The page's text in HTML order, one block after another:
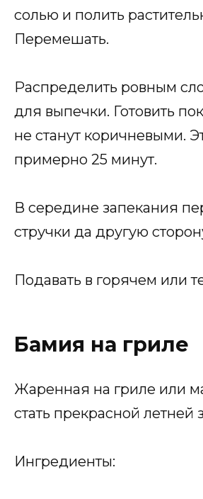
солью и полить
Перемешать.
Распределить ровным
для выпечки. Готовить
не станут коричневыми.
примерно 25 минут.
В середине запекания
стручки да другую
Подавать в горячем или
Бамия на гриле
Жаренная на гриле или
стать прекрасной летней
Ингредиенты: